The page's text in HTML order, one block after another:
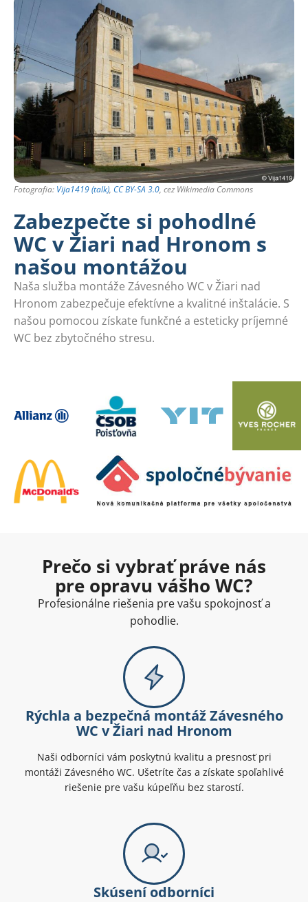
Fotografia: Vija1419 (talk), CC BY-SA 3.0, cez Wikimedia Commons
Zabezpečte si pohodlné
WC v Žiari nad Hronom s
našou montážou
Naša služba montáže Závesného WC v Žiari nad
Hronom zabezpečuje efektívne a kvalitné inštalácie. S
našou pomocou získate funkčné a esteticky príjemné
WC bez zbytočného stresu.
Prečo si vybrať práve nás
pre opravu vášho WC?
Profesionálne riešenia pre vašu spokojnosť a
pohodlie.
Rýchla a bezpečná montáž Závesného
WC v Žiari nad Hronom
Naši odborníci vám poskytnú kvalitu a presnosť pri
montáži Závesného WC. Ušetríte čas a získate spoľahlivé
riešenie pre vašu kúpeľňu bez starostí.
Skúsení odborníci